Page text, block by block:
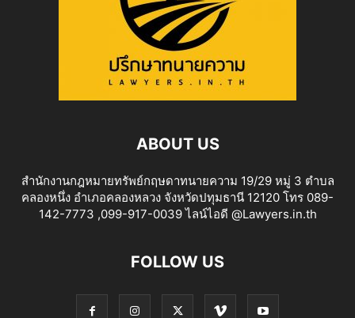
ABOUT US
สำนักงานกฎหมายทรัพย์กฤษดาทนายความ 19/29 หมู่ 3 ตำบล
คลองหนึ่ง อำเภอคลองหลวง จังหวัดปทุมธานี 12120 โทร 089-
142-7773 ,099-917-0039 ไลน์ไอดี @Lawyers.in.th
FOLLOW US